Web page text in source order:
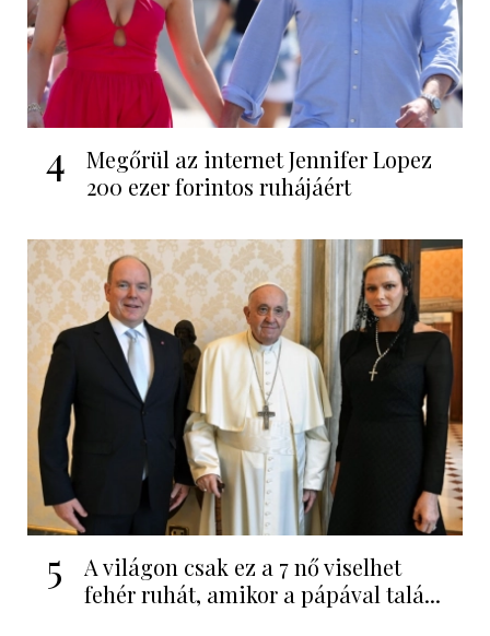
4
Megőrül az internet Jennifer Lopez
200 ezer forintos ruhájáért
5
A világon csak ez a 7 nő viselhet
fehér ruhát, amikor a pápával talá...